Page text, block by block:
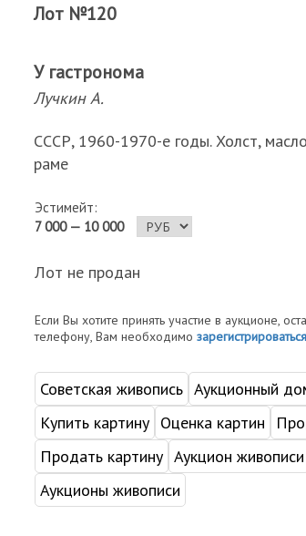
Лот №120
У гастронома
Лучкин А.
СССР, 1960-1970-е годы. Холст,
раме
Эстимейт:
7 000 — 10 000
Лот не продан
Если Вы хотите принять участие в аукционе,
телефону, Вам необходимо зарегистрироваться
Советская живопись Аукционный
Купить картину Оценка картин
Продать картину Аукцион живописи
Аукционы живописи